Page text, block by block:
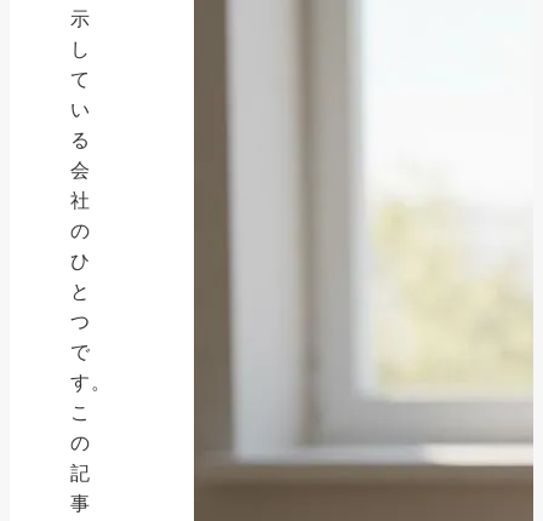
示
し
て
い
る
会
社
の
ひ
と
つ
で
す。
こ
の
記
事